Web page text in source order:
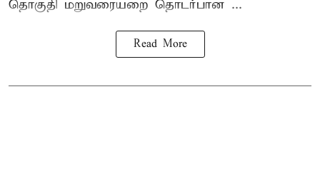
தொகுதி மறுவரையறை தொடர்பான ...
Read More